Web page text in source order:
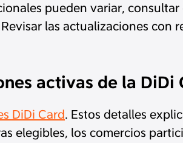
pueden variar,
las actualizaciones con
activas de la DiDi
DiDi Card. Estos detalles
elegibles, los comercios